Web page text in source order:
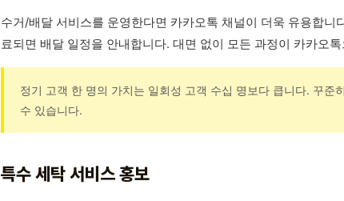
수거/배달 서비스를 운영한다면 카카오톡 채널이 더욱 유용합
료되면 배달 일정을 안내합니다. 대면 없이 모든 과정이 카카오
정기 고객 한 명의 가치는 일회성 고객 수십 명보다 큽니다. 꾸
수 있습니다.
특수 세탁 서비스 홍보